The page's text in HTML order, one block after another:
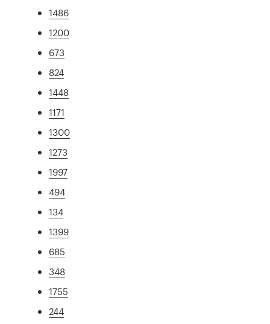
1486
1200
673
824
1448
1171
1300
1273
1997
494
134
1399
685
348
1755
244